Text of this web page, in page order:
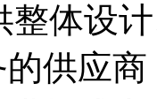
整体设
供应